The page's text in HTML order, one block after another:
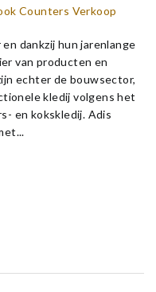
Counters Verkoop
dankzij hun jarenlange
van producten en
echter de bouwsector,
kledij volgens het
en kokskledij. Adis